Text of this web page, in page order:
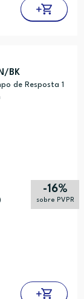
BK
de Resposta 1
-16%
sobre PVPR